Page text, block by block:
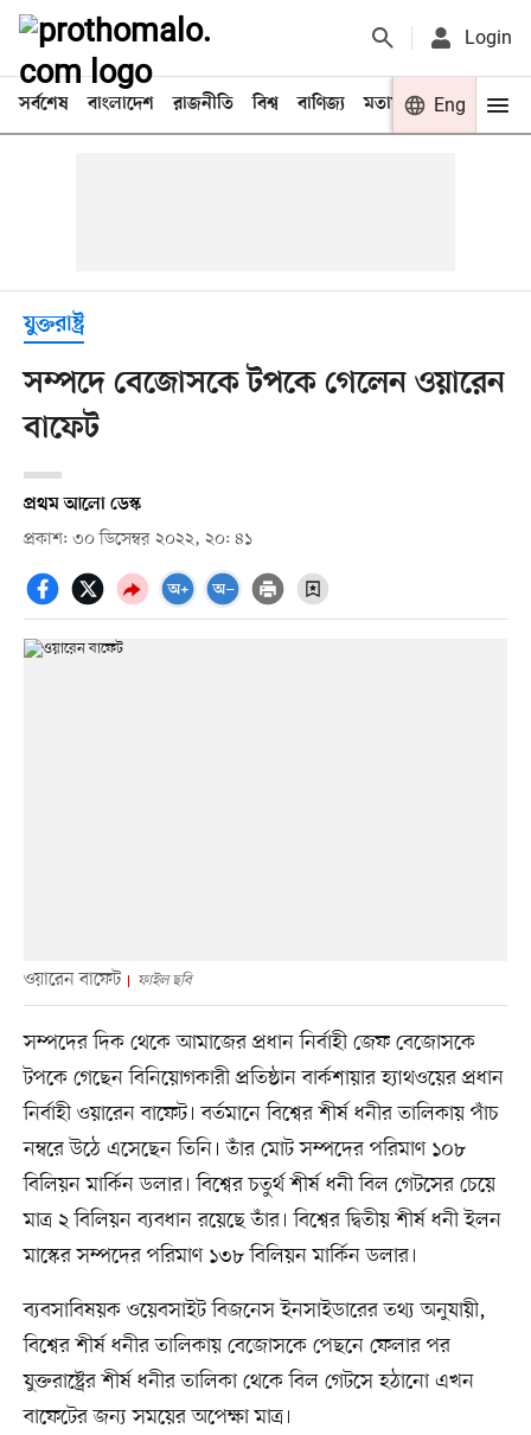
Login
সর্বশেষ বাংলাদেশ রাজনীতি বিশ্ব বাণিজ্য মতামত খেলা
Eng
যুক্তরাষ্ট্র
সম্পদে বেজোসকে টপকে গেলেন ওয়ারেন
বাফেট
প্রথম আলো ডেস্ক
প্রকাশ: ৩০ ডিসেম্বর ২০২২, ২০: ৪১
ওয়ারেন বাফেট ফাইল ছবি
সম্পদের দিক থেকে আমাজের প্রধান নির্বাহী জেফ বেজোসকে
টপকে গেছেন বিনিয়োগকারী প্রতিষ্ঠান বার্কশায়ার হ্যাথওয়ের প্রধান
নির্বাহী ওয়ারেন বাফেট। বর্তমানে বিশ্বের শীর্ষ ধনীর তালিকায় পাঁচ
নম্বরে উঠে এসেছেন তিনি। তাঁর মোট সম্পদের পরিমাণ ১০৮
বিলিয়ন মার্কিন ডলার। বিশ্বের চতুর্থ শীর্ষ ধনী বিল গেটসের চেয়ে
মাত্র ২ বিলিয়ন ব্যবধান রয়েছে তাঁর। বিশ্বের দ্বিতীয় শীর্ষ ধনী ইলন
মাস্কের সম্পদের পরিমাণ ১৩৮ বিলিয়ন মার্কিন ডলার।
ব্যবসাবিষয়ক ওয়েবসাইট বিজনেস ইনসাইডারের তথ্য অনুযায়ী,
বিশ্বের শীর্ষ ধনীর তালিকায় বেজোসকে পেছনে ফেলার পর
যুক্তরাষ্ট্রের শীর্ষ ধনীর তালিকা থেকে বিল গেটসে হঠানো এখন
বাফেটের জন্য সময়ের অপেক্ষা মাত্র।